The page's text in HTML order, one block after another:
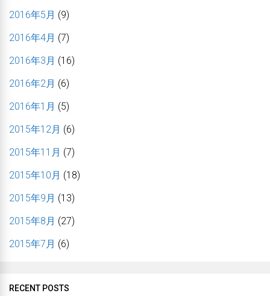
2016年5月 (9)
2016年4月 (7)
2016年3月 (16)
2016年2月 (6)
2016年1月 (5)
2015年12月 (6)
2015年11月 (7)
2015年10月 (18)
2015年9月 (13)
2015年8月 (27)
2015年7月 (6)
RECENT POSTS